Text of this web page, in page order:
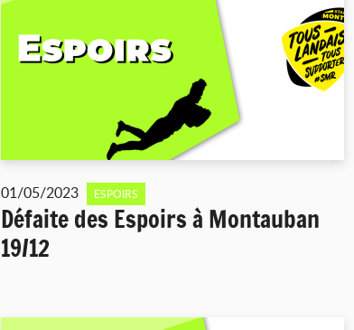
01/05/2023 ESPOIRS
Défaite des Espoirs à Montauban
19/12